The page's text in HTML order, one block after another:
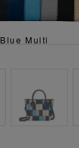
Blue Multi